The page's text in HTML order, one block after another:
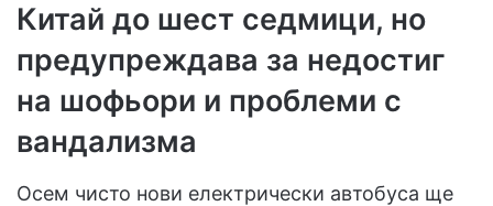
Китай до шест седмици, но
предупреждава за недостиг
на шофьори и проблеми с
вандализма
Осем чисто нови електрически автобуса ще